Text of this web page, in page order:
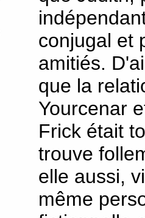
conjugal et
amitiés.
que la
Yourcenar
Frick était
trouve
elle aussi,
même